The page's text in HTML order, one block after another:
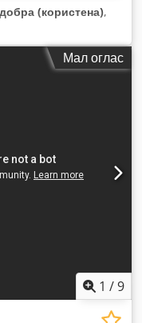
добра (користена),
Мал оглас
1 /9